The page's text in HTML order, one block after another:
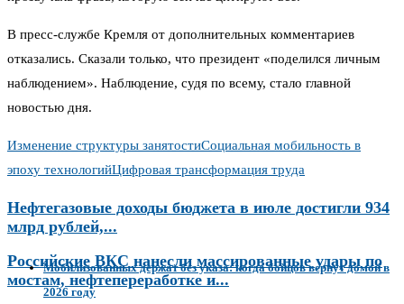
В пресс-службе Кремля от дополнительных комментариев
отказались. Сказали только, что президент «поделился личным
наблюдением». Наблюдение, судя по всему, стало главной
новостью дня.
Изменение структуры занятостиСоциальная мобильность в
эпоху технологийЦифровая трансформация труда
Нефтегазовые доходы бюджета в июле достигли 934
млрд рублей,...
Российские ВКС нанесли массированные удары по
мостам, нефтепереработке и...
Мобилизованных держат без указа: когда бойцов вернут домой в
2026 году